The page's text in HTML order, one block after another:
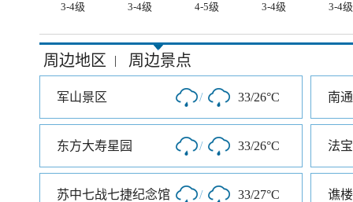
3-4级
3-4级 4-5级 3-4级 3-4级
周边地区 | 周边景点
军山景区 / 33/26°C 南
东方大寿星园 / 33/26°C 法
苏中七战七捷纪念馆 / 33/27°C 谯楼